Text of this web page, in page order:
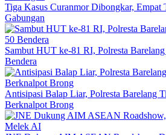
Tiga Kasus Curanmor Dibongkar, Empat
Gabungan
Sambut HUT ke-81 RI, Polresta
Bendera
Antisipasi Balap Liar, Polresta Barelang
Berknalpot Brong